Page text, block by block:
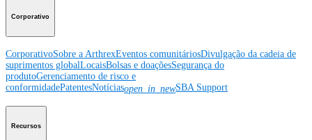
Corporativo
CorporativoSobre a ArthrexEventos comunitáriosDivulgação da cadeia de
suprimentos globalLocaisBolsas e doaçõesSegurança do
produtoGerenciamento de risco e
conformidadePatentesNotíciasopen_in_newSBA Support
Recursos